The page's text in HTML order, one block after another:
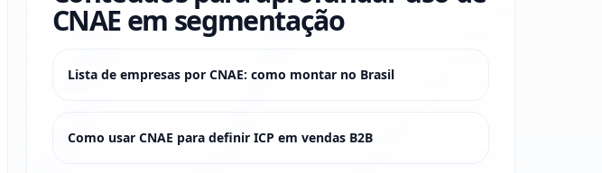
CNAE em segmentação
Lista de empresas por CNAE: como montar no Brasil
Como usar CNAE para definir ICP em vendas B2B